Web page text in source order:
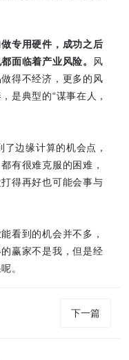
专用硬件，成功之后
面临着产业风险。
风
得不经济，更多的风
是典型的“谋事在人，
边缘计算的机会点，
有很难克服的困难，
得再好也可能会事与
看到的机会并不多，
赢家不是我，但是经
。
下一篇